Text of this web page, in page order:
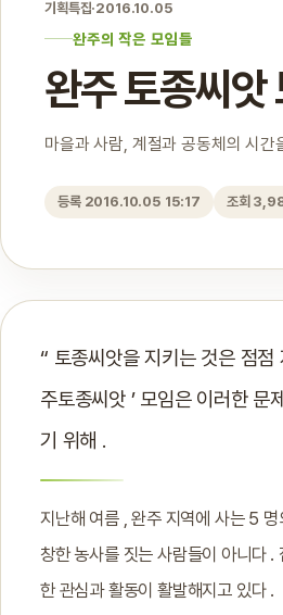
기획특집·2016.10.05
완주의 작은 모임들
완주 토종씨앗
마을과 사람, 계절과 공동체의 시
등록 2016.10.05 15:17 조회
“ 토종씨앗을 지키는 것은 점
주토종씨앗 ’ 모임은 이러한
기 위해 .
지난해 여름 , 완주 지역에 사는 5
창한 농사를 짓는 사람들이 아니다 .
한 관심과 활동이 활발해지고 있다 .